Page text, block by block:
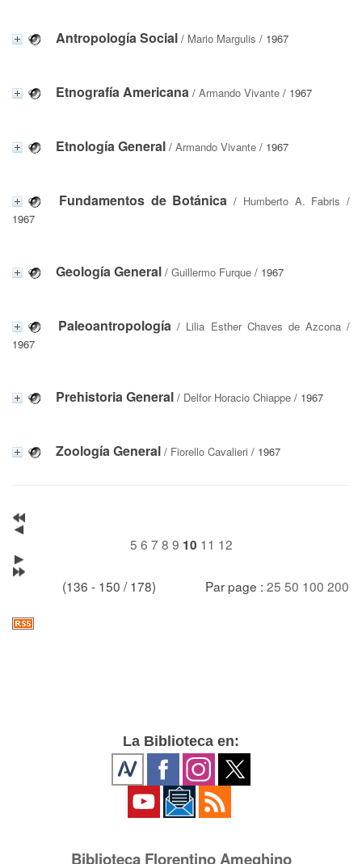
Antropología Social / Mario Margulis / 1967
Etnografía Americana / Armando Vivante / 1967
Etnología General / Armando Vivante / 1967
Fundamentos de Botánica / Humberto A. Fabris /
1967
Geología General / Guillermo Furque / 1967
Paleoantropología / Lilia Esther Chaves de Azcona/
1967
Prehistoria General / Delfor Horacio Chiappe / 1967
Zoología General / Fiorello Cavalieri / 1967
5 6 7 8 9 10 11 12
(136 - 150 / 178) Par page : 25 50 100 200
La Biblioteca en:
Biblioteca Florentino Ameghino